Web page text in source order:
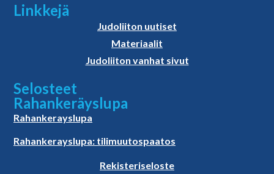
Linkkejä
Judoliiton uutiset
Materiaalit
Judoliiton vanhat sivut
Selosteet
Rahankeräyslupa
Rahankerayslupa
Rahankerayslupa: tilimuutospaatos
Rekisteriseloste